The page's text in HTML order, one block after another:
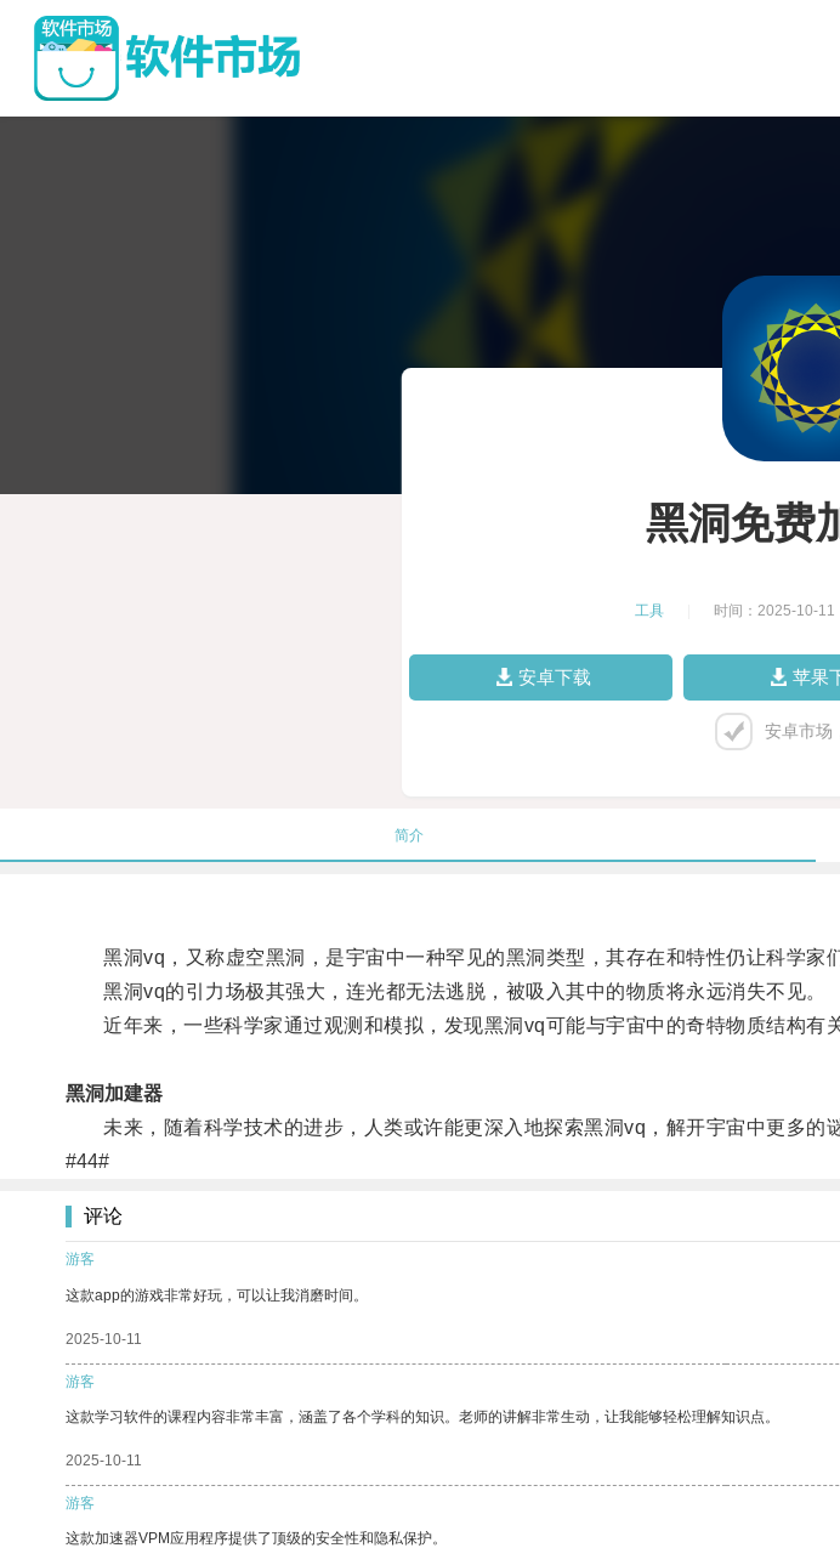
黑洞免费
工具 时间：2025-10-11
安卓下载 苹果
安卓市场
简介
黑洞vq，又称虚空黑洞，是宇宙中一种罕见的黑洞类型，其存在和特性仍让科学家们
黑洞vq的引力场极其强大，连光都无法逃脱，被吸入其中的物质将永远消失不见。
近年来，一些科学家通过观测和模拟，发现黑洞vq可能与宇宙中的奇特物质结构有
黑洞加建器
未来，随着科学技术的进步，人类或许能更深入地探索黑洞vq，解开宇宙中更多的谜
#44#
评论
游客
这款app的游戏非常好玩，可以让我消磨时间。
2025-10-11
游客
这款学习软件的课程内容非常丰富，涵盖了各个学科的知识。老师的讲解非常生动，让我能够轻松理解知识点。
2025-10-11
游客
这款加速器VPM应用程序提供了顶级的安全性和隐私保护。